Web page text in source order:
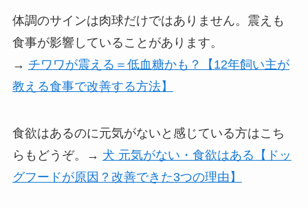
体調のサインは肉球だけではありません。震えも
食事が影響していることがあります。
→ チワワが震える＝低血糖かも？【12年飼い主が
教える食事で改善する方法】
食欲はあるのに元気がないと感じている方はこち
らもどうぞ。→ 犬 元気がない・食欲はある【ドッ
グフードが原因？改善できた3つの理由】